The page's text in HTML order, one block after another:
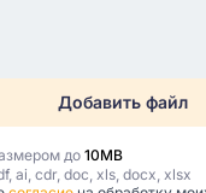
Добавить файл
до 10MB
ai, cdr, doc, xls, docx, xlsx